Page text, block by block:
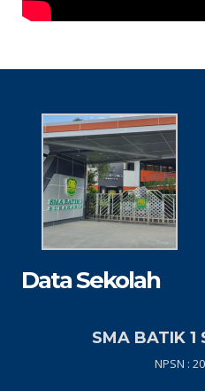
Data Sekolah
SMA BATIK 1
NPSN :